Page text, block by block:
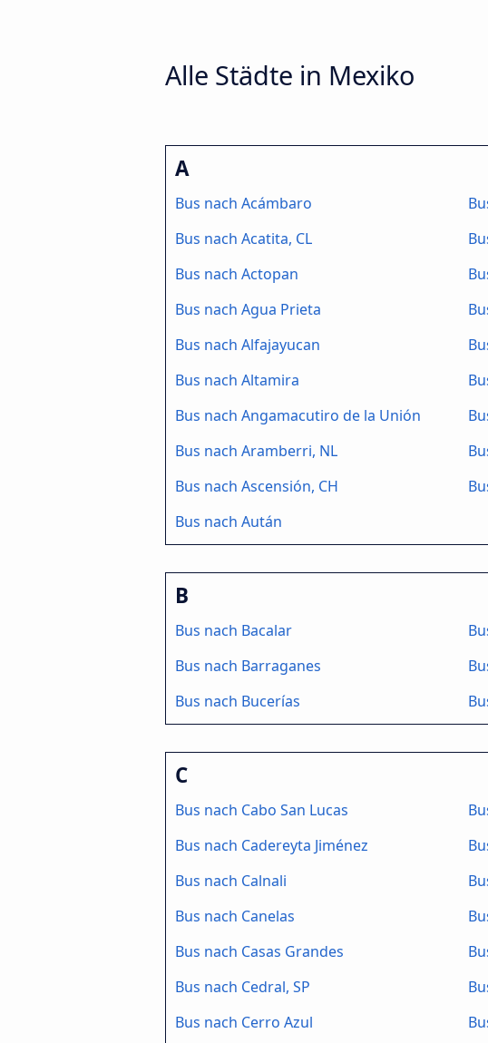
Alle Städte in Mexiko
A
Bus nach Acámbaro
Bus nach Acatita, CL
Bus nach Actopan
Bus nach Agua Prieta
Bus nach Alfajayucan
Bus nach Altamira
Bus nach Angamacutiro de la Unión
Bus nach Aramberri, NL
Bus nach Ascensión, CH
Bus nach Aután
B
Bus nach Bacalar
Bus nach Barraganes
Bus nach Bucerías
C
Bus nach Cabo San Lucas
Bus nach Cadereyta Jiménez
Bus nach Calnali
Bus nach Canelas
Bus nach Casas Grandes
Bus nach Cedral, SP
Bus nach Cerro Azul